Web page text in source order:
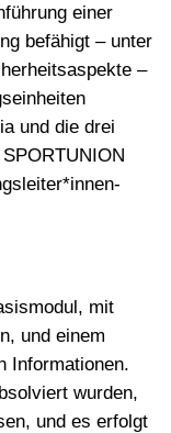
einer
befähigt – unter
–
und die drei
mit
und einem
Informationen.
wurden,
und es erfolgt